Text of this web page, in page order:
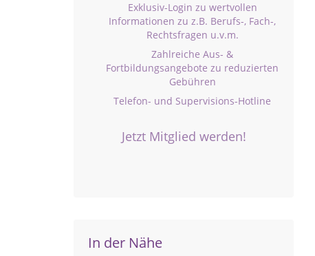
Exklusiv-Login zu wertvollen
Informationen zu z.B. Berufs-, Fach-,
Rechtsfragen u.v.m.
Zahlreiche Aus- &
Fortbildungsangebote zu reduzierten
Gebühren
Telefon- und Supervisions-Hotline
Jetzt Mitglied werden!
In der Nähe